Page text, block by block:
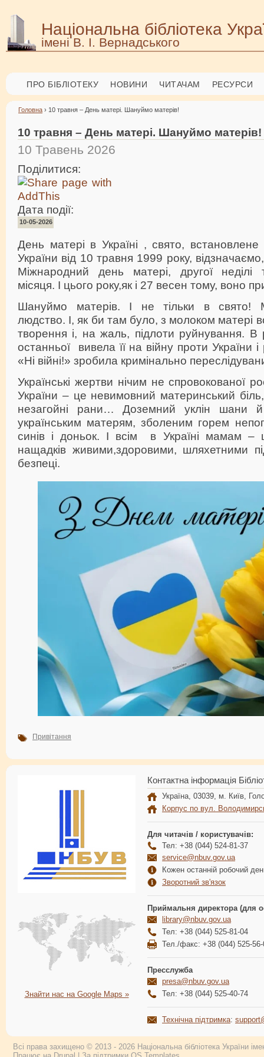
Національна бібліотека
імені В. І. Вернадського
ПРО БІБЛІОТЕКУ НОВИНИ ЧИТАЧАМ РЕСУРСИ
Головна › 10 травня – День матері. Шануймо матерів!
10 травня – День матері. Шануймо матерів!
10 Травень 2026
Поділитися:
Дата події:
10-05-2026
День матері в Україні , свято,
України від 10 травня 1999 року,
Міжнародний день матері, другої неділі
місяця. І цього року,як і 27 весен тому, воно
Шануймо матерів. І не тільки в свято!
людство. І, як би там було, з молоком матері
творення і, на жаль, підлоти руйнування. В
останньої вивела її на війну проти України
«Ні війні!» зробила кримінально
Українські жертви нічим не спровокованої
України – це невимовний материнський
незагойні рани… Доземний уклін шани
українським матерям, зболеним горем
синів і доньок. І всім в Україні мамам –
нащадків живими,здоровими, шляхетними
безпеці.
Привітання
Знайти нас на Google Maps »
Контактна інформація
Україна, 03039, м. Київ,
Корпус по вул.
Для читачів / користувачів:
Тел: +38 (044) 524-81-37
service@nbuv.gov.ua
Кожен останній робочий
Зворотний зв'язок
Приймальня директора (для
library@nbuv.gov.ua
Тел: +38 (044) 525-81-04
Тел./факс: +38 (044) 525-56-
Пресслужба
presa@nbuv.gov.ua
Тел: +38 (044) 525-40-74
Технічна підтримка:
Всі права захищено © 2013 - 2026 Національна бібліотека України